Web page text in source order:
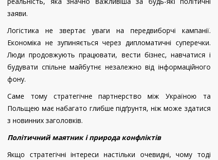
заяви.
Логістика не звертає уваги на передвиборчі кампанії.
Економіка не зупиняється через дипломатичні суперечки.
Люди продовжують працювати, вести бізнес, навчатися і
будувати спільне майбутнє незалежно від інформаційного
фону.
Саме тому стратегічне партнерство між Україною та
Польщею має набагато глибше підґрунтя, ніж може здатися
з новинних заголовків.
Політичний маятник і природа конфліктів
Якщо стратегічні інтереси настільки очевидні, чому тоді